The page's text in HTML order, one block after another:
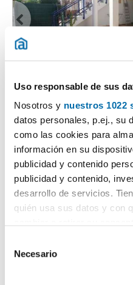
Uso responsable de sus
Nosotros y nuestros 1022
datos personales, p.ej., su
como las cookies para
información en su
publicidad y contenido
publicidad y contenido,
desarrollo de servicios.
quién usa sus datos y con
el Menú de consentimiento.
Necesario
700€
65m2 2 Ch. 1
Avenida del Descubrimiento 0,
Contacter